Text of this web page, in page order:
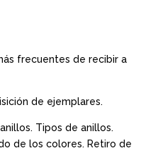
frecuentes de recibir a
de ejemplares.
Tipos de anillos.
de los colores. Retiro de